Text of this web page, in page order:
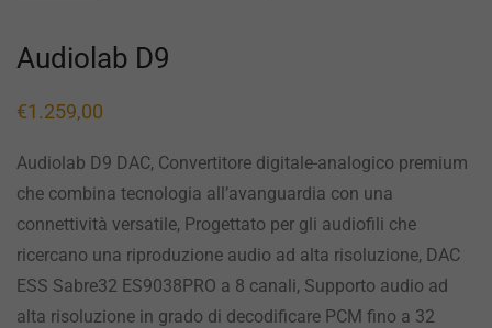
Audiolab D9
€1.259,00
Audiolab D9 DAC, Convertitore digitale-analogico premium
che combina tecnologia all’avanguardia con una
connettività versatile, Progettato per gli audiofili che
ricercano una riproduzione audio ad alta risoluzione, DAC
ESS Sabre32 ES9038PRO a 8 canali, Supporto audio ad
alta risoluzione in grado di decodificare PCM fino a 32